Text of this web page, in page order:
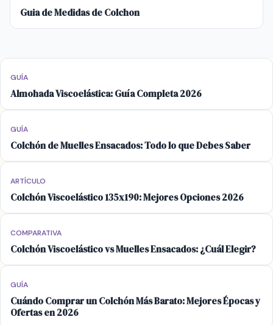
Guia de Medidas de Colchon
GUÍA
Almohada Viscoelástica: Guía Completa 2026
GUÍA
Colchón de Muelles Ensacados: Todo lo que Debes Saber
ARTÍCULO
Colchón Viscoelástico 135x190: Mejores Opciones 2026
COMPARATIVA
Colchón Viscoelástico vs Muelles Ensacados: ¿Cuál Elegir?
GUÍA
Cuándo Comprar un Colchón Más Barato: Mejores Épocas y
Ofertas en 2026